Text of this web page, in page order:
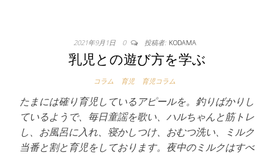
2021年9月1日 0 投稿者: KODAMA
乳児との遊び方を学ぶ
コラム 育児 育児コラム
たまには確り育児しているアピールを。釣りばかりし
ているようで、毎日童謡を歌い、ハルちゃんと筋トレ
し、お風呂に入れ、寝かしつけ、おむつ洗い、ミルク
当番と割と育児をしております。夜中のミルクはすべ